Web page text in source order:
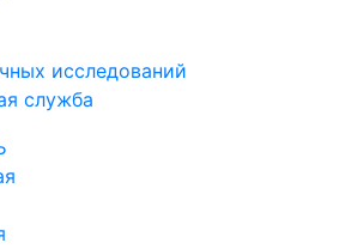
исследований
служба